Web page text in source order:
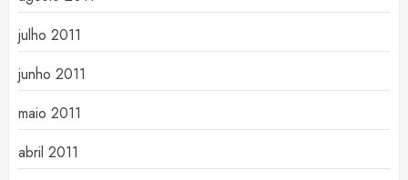
julho 2011
junho 2011
maio 2011
abril 2011